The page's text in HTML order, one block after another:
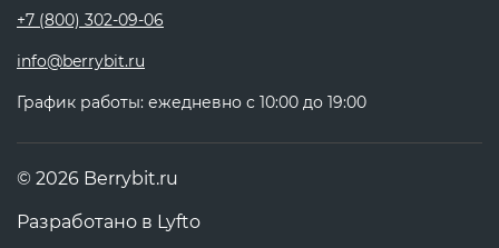
+7 (800) 302-09-06
info@berrybit.ru
График работы: ежедневно с 10:00 до 19:00
© 2026 Berrybit.ru
Разработано в Lyfto